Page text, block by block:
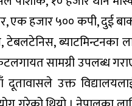
एक हजार ५०० कपी, दुई
ब्याटमिन्टनका
सामग्री उपलब्ध
दूतावासले उक्त